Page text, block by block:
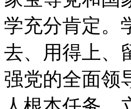
学充分肯定。
去、用得上、
强党的全面领